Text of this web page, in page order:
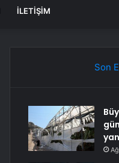
İLETIŞIM
Son